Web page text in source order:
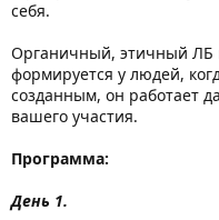
себя.
Органичный, этичный ЛБ
формируется у людей,
созданным, он работает
вашего участия.
Программа:
День 1.